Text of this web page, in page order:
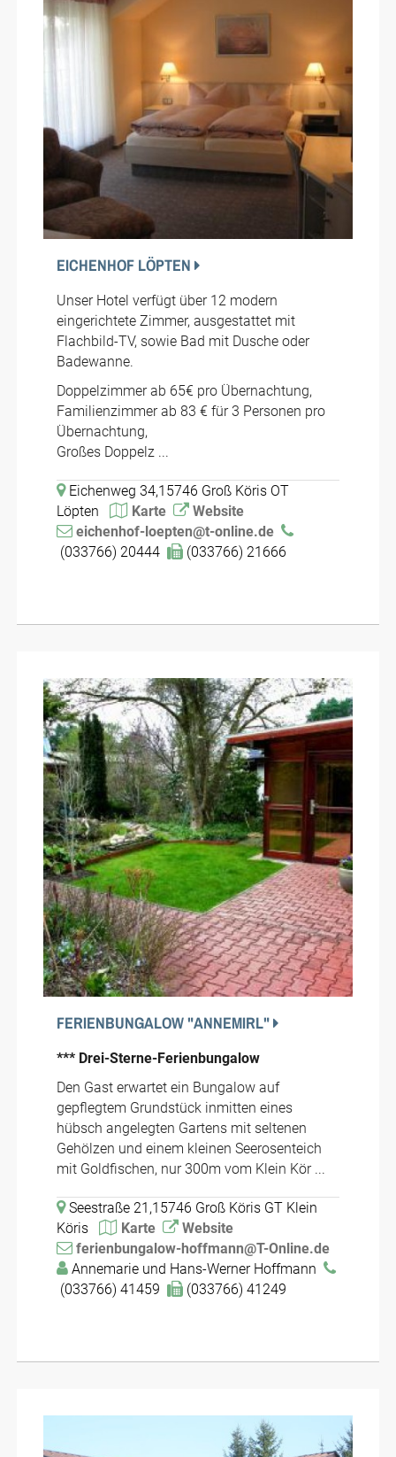
EICHENHOF LÖPTEN
Unser Hotel verfügt über 12 modern
eingerichtete Zimmer, ausgestattet mit
Flachbild-TV, sowie Bad mit Dusche oder
Badewanne.
Doppelzimmer ab 65€ pro Übernachtung,
Familienzimmer ab 83 € für 3 Personen pro
Übernachtung,
Großes Doppelz ...
Eichenweg 34,15746 Groß Köris OT
Löpten
Karte
Website
eichenhof-loepten@t-online.de
(033766) 20444
(033766) 21666
FERIENBUNGALOW "ANNEMIRL"
*** Drei-Sterne-Ferienbungalow
Den Gast erwartet ein Bungalow auf
gepflegtem Grundstück inmitten eines
hübsch angelegten Gartens mit seltenen
Gehölzen und einem kleinen Seerosenteich
mit Goldfischen, nur 300m vom Klein Kör ...
Seestraße 21,15746 Groß Köris GT Klein
Köris
Karte
Website
ferienbungalow-hoffmann@T-Online.de
Annemarie und Hans-Werner Hoffmann
(033766) 41459
(033766) 41249